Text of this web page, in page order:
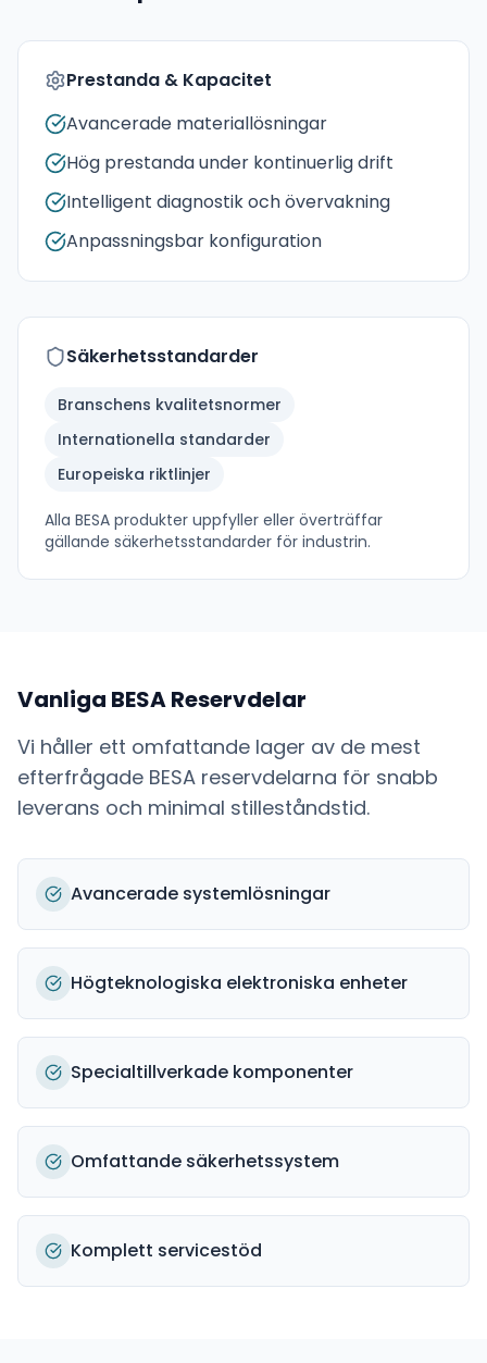
Prestanda & Kapacitet
Avancerade materiallösningar
Hög prestanda under kontinuerlig drift
Intelligent diagnostik och övervakning
Anpassningsbar konfiguration
Säkerhetsstandarder
Branschens kvalitetsnormer
Internationella standarder
Europeiska riktlinjer
Alla BESA produkter uppfyller eller överträffar
gällande säkerhetsstandarder för industrin.
Vanliga BESAReservdelar
Vi håller ett omfattande lager av de mest
efterfrågade BESA reservdelarna för snabb
leverans och minimal stilleståndstid.
Avancerade systemlösningar
Högteknologiska elektroniska enheter
Specialtillverkade komponenter
Omfattande säkerhetssystem
Komplett servicestöd